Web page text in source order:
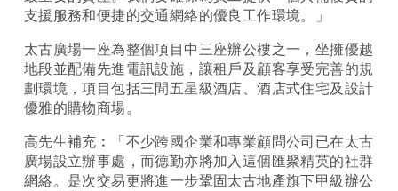
支援服務和便捷的交通網絡的優良工作環境。」
太古廣場一座為整個項目中三座辦公樓之一，坐擁優越
地段並配備先進電訊設施，讓租戶及顧客享受完善的規
劃環境，項目包括三間五星級酒店、酒店式住宅及設計
優雅的購物商場。
高先生補充︰「不少跨國企業和專業顧問公司已在太古
廣場設立辦事處，而德勤亦將加入這個匯聚精英的社群
網絡。是次交易更將進一步鞏固太古地產旗下甲級辦公